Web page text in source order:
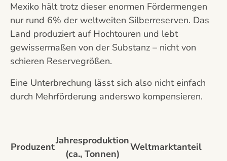
Mexiko hält trotz dieser enormen Fördermengen
nur rund 6% der weltweiten Silberreserven. Das
Land produziert auf Hochtouren und lebt
gewissermaßen von der Substanz – nicht von
schieren Reservegrößen.
Eine Unterbrechung lässt sich also nicht einfach
durch Mehrförderung anderswo kompensieren.
Produzent
Jahresproduktion
(ca., Tonnen)
Weltmarktanteil